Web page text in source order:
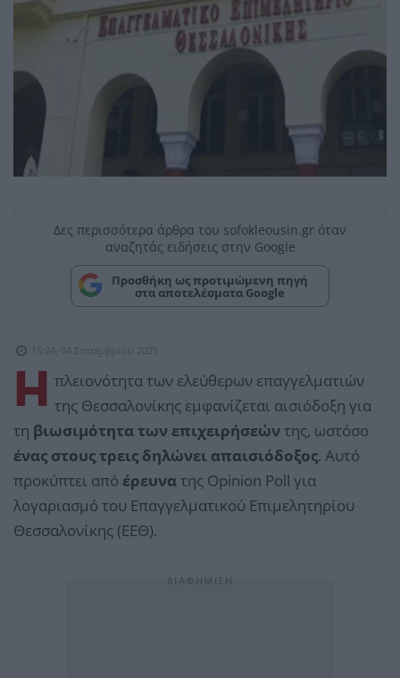
Δες περισσότερα άρθρα του sofokleousin.gr όταν
αναζητάς ειδήσεις στην Google
Προσθήκη ως προτιμώμενη πηγή
στα αποτελέσματα Google
15:24, 04 Σεπτεμβρίου 2025
Η
πλειονότητα των ελεύθερων επαγγελματιών
της Θεσσαλονίκης εμφανίζεται αισιόδοξη για
τη βιωσιμότητα των επιχειρήσεών της, ωστόσο
ένας στους τρεις δηλώνει απαισιόδοξος. Αυτό
προκύπτει από έρευνατης Opinion Poll για
λογαριασμό του Επαγγελματικού Επιμελητηρίου
Θεσσαλονίκης (ΕΕΘ).